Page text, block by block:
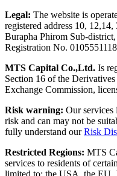
Legal: The website is
registered address 10,
Burapha Phirom Sub-
Registration No.
MTS Capital Co.,Ltd. Is
Section 16 of the
Exchange Commission,
Risk warning: Our services
risk and can may not be
fully understand ourRisk
Restricted Regions: MTS
services to residents of
limited to: the USA, the EU,